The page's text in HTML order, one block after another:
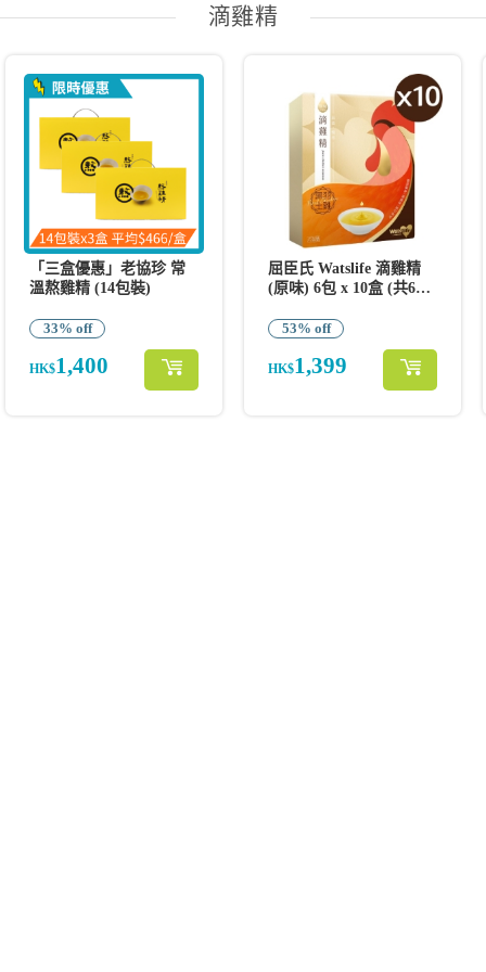
滴雞精
「三盒優惠」老協珍 常
溫熬雞精 (14包裝)
33% off
HK$1,400
屈臣氏 Watslife 滴雞精
(原味) 6包 x 10盒 (共60
53% off
HK$1,399